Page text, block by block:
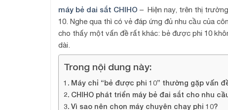
máy bẻ dai sắt CHIHO – Hiện nay, trên thị
10. Nghe qua thì có vẻ đáp ứng đủ nhu cầu của
cho thấy một vấn đề rất khác: bẻ được phi 10
dài.
Trong nội dung này:
Máy chỉ “bẻ được phi 10” thường gặp vấn
CHIHO phát triển máy bẻ đai sắt cho nhu
Vì sao nên chọn máy chuyên chạy phi 10?